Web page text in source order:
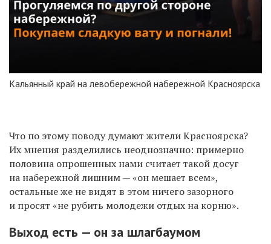
Кальянный край на левобережной набережной Красноярска
Что по этому поводу думают жители Красноярска?
Их мнения разделились неоднозначно: примерно
половина опрошенных нами считает такой досуг
на набережной лишним — «он мешает всем»,
остальные же не видят в этом ничего зазорного
и просят «не рубить молодежи отдых на корню».
Выход есть — он за шлагбаумом